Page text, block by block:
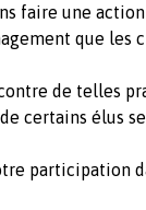
faire une
que les
de telles
certains élus
participation